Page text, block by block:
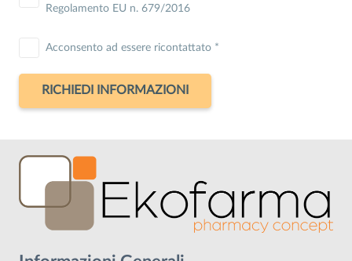
Regolamento EU n. 679/2016
Acconsento ad essere ricontattato *